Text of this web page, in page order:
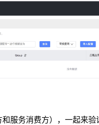
服务消费方），一起来验